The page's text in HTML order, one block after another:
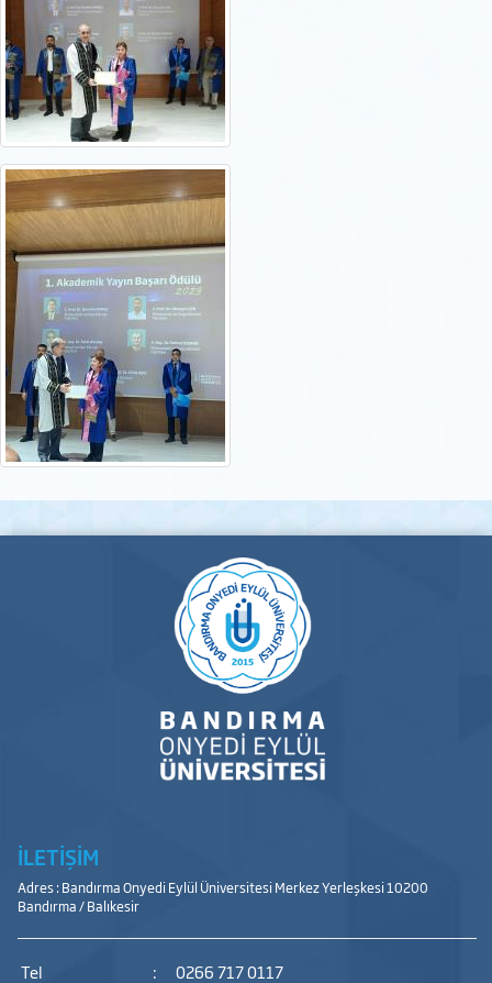
İLETİŞİM
Adres : Bandırma Onyedi Eylül Üniversitesi Merkez Yerleşkesi 10200
Bandırma / Balıkesir
Tel :
0266 717 0117